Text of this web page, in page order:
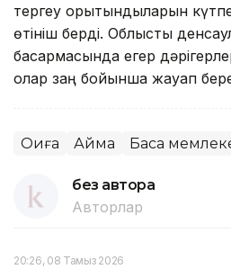
тергеу қорытындыларын
өтініш берді. Облыстық
басқармасында егер
олар заң бойынша жауап
Оқиға Аймақ Басқа
без автора
Авторлар
20:26, 08 Тамыз 2026